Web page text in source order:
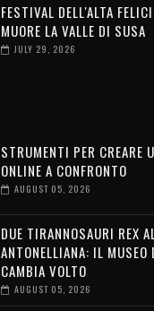
FESTIVAL DELL'ALTA
MUORE LA VALLE DI SUSA
JULY 29, 2026
STRUMENTI PER CREARE
ONLINE A CONFRONTO
AUGUST 05, 2026
DUE TIRANNOSAURI REX
ANTONELLIANA: IL MUSEO
CAMBIA VOLTO
AUGUST 05, 2026